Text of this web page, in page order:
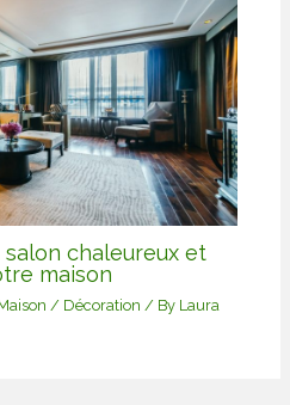
chaleureux et
maison
/ Décoration / By Laura